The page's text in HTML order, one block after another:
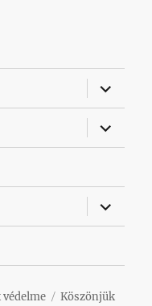
almenü
almenü
almenü
védelme
Köszönjük